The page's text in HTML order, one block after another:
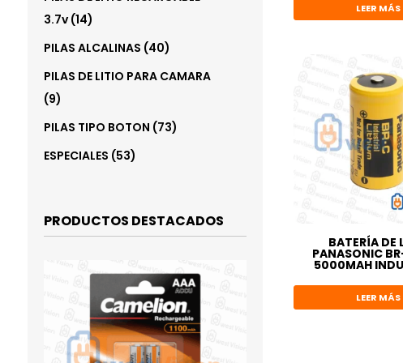
3.7v 1414
productos
PILAS ALCALINAS 4040
productos
PILAS DE LITIO PARA CAMARA
99
productos
PILAS TIPO BOTON 7373
ESPECIALES 5353
PRODUCTOS DESTACADOS
LEER MÁS
BATERÍA DE
PANASONIC
5000MAH
LEER MÁS